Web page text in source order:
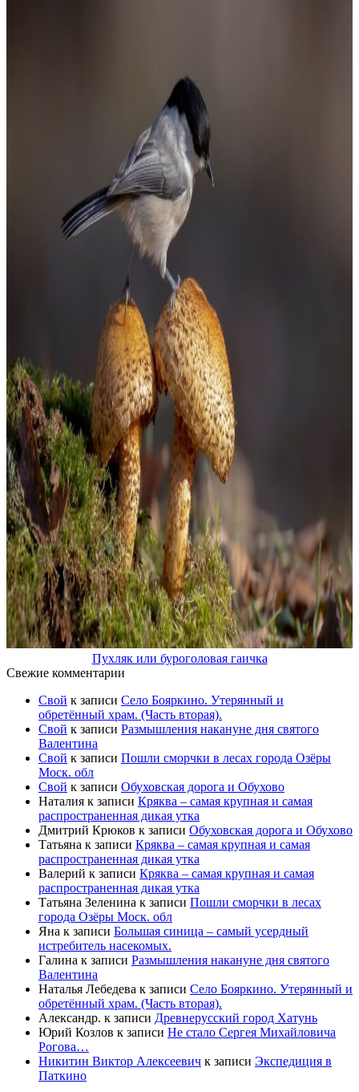
Пухляк или буроголовая гаичка
Свежие комментарии
Свой к записи Село Бояркино. Утерянный и
обретённый храм. (Часть вторая).
Свой к записи Размышления накануне дня святого
Валентина
Свой к записи Пошли сморчки в лесах города Озёры
Моск. обл
Свой к записи Обуховская дорога и Обухово
Наталия к записи Кряква – самая крупная и самая
распространенная дикая утка
Дмитрий Крюков к записи Обуховская дорога и Обухово
Татьяна к записи Кряква – самая крупная и самая
распространенная дикая утка
Валерий к записи Кряква – самая крупная и самая
распространенная дикая утка
Татьяна Зеленина к записи Пошли сморчки в лесах
города Озёры Моск. обл
Яна к записи Большая синица – самый усердный
истребитель насекомых.
Галина к записи Размышления накануне дня святого
Валентина
Наталья Лебедева к записи Село Бояркино. Утерянный и
обретённый храм. (Часть вторая).
Александр. к записи Древнерусский город Хатунь
Юрий Козлов к записи Не стало Сергея Михайловича
Рогова…
Никитин Виктор Алексеевич к записи Экспедиция в
Паткино